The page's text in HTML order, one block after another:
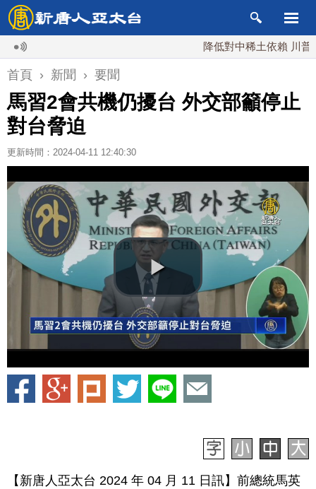
降低對中稀土依賴 川普宣布
首頁 › 新聞 › 要聞
馬習2會共機仍擾台 外交部籲停止
對台脅迫
更新時間：2024-04-11 12:40:30
【新唐人亞太台 2024 年 04 月 11 日訊】前總統馬英